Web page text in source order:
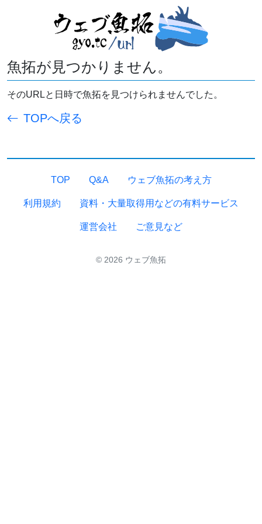
魚拓が見つかりません。
そのURLと日時で魚拓を見つけられませんでした。
TOPへ戻る
TOP Q&A ウェブ魚拓の考え方
利用規約 資料・大量取得用などの有料サービス
運営会社 ご意見など
© 2026 ウェブ魚拓